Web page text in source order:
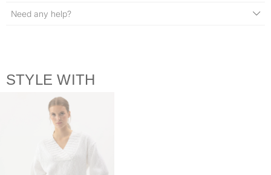
Need any help?
STYLE WITH